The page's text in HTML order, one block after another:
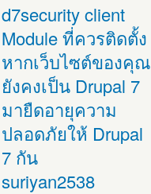
d7security client
Module ที่ควรติดตั้ง
หากเว็บไซต์ของคุณ
ยังคงเป็น Drupal 7
มายืดอายุความ
ปลอดภัยให้ Drupal
7 กัน
suriyan2538